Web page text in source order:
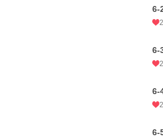
6-
6-
6-
6-